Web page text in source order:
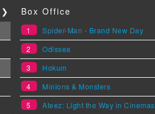
❯ Box Office
1
Spider-Man - Brand New Day
2
Odissea
3
Hokum
4
Minions & Monsters
5
Ateez: Light the Way in Cinemas